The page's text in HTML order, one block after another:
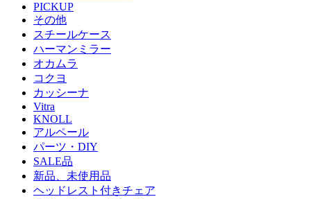
PICKUP
その他
スチールケース
ハーマンミラー
オカムラ
コクヨ
カッシーナ
Vitra
KNOLL
アルペール
パーツ・DIY
SALE品
新品、未使用品
ヘッドレスト付きチェア